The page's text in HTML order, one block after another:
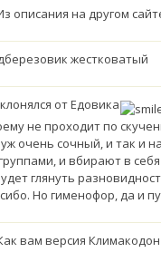
описания на другом
жестковатый
от Едовика
не проходит по
очень сочный, и так и
и вбирают в
глянуть
Но гименофор, да и
вам версия